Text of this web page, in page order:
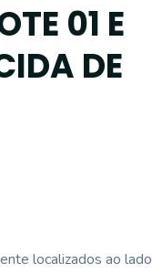
01 E
DE
localizados ao lado